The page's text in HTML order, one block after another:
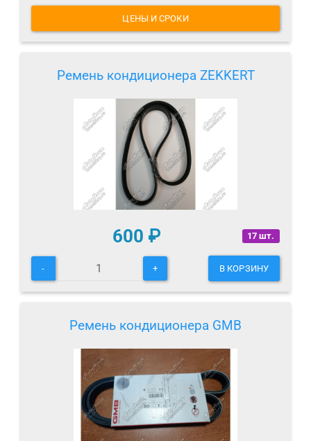
ЦЕНЫ И СРОКИ
Ремень кондиционера ZEKKERT
17 шт.
600 ₽
- + В КОРЗИНУ
Ремень кондиционера GMB